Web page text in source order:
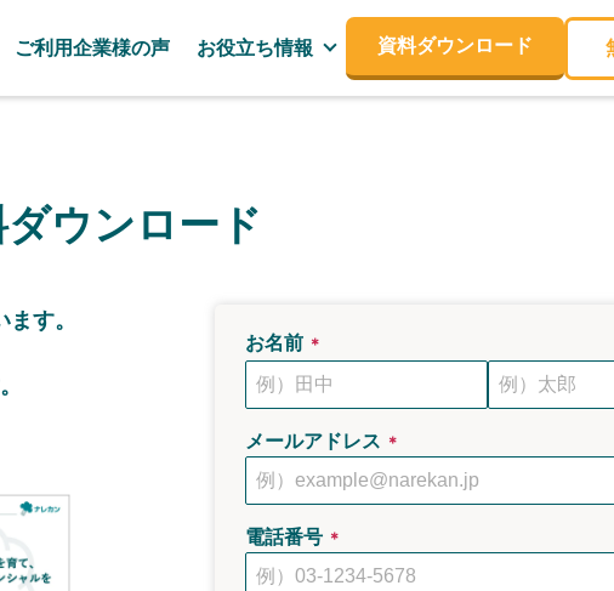
ご利用企業様の声 お役立ち情報 資料ダウンロード
ダウンロード
す。
お名前 ＊
メールアドレス ＊
電話番号 ＊